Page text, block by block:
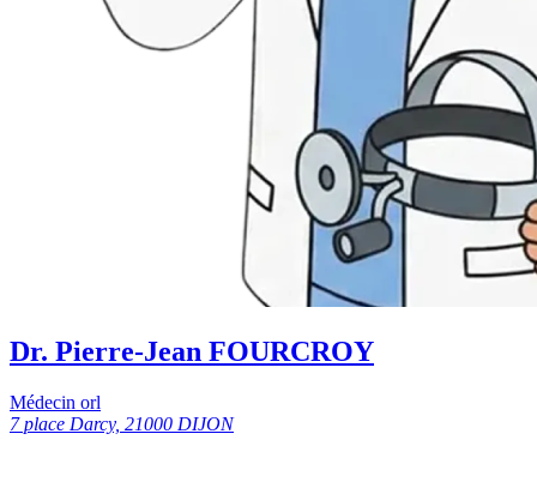
Dr. Pierre-Jean FOURCROY
Médecin orl
7 place Darcy, 21000 DIJON